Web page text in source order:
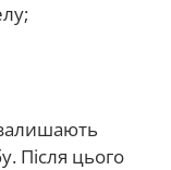
Після цього